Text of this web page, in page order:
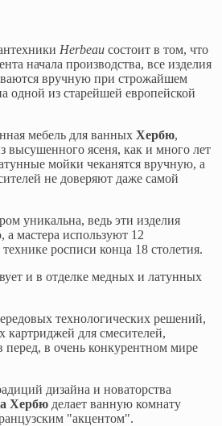
Herbeau состоит в том, что
начала производства, все изделия
вручную при строжайшем
одной из старейшей европейской
мебель для ванных Хербю,
высушенного ясеня, как и много лет
мойки чеканятся вручную, а
не доверяют даже самой
уникальна, ведь эти изделия
а мастера используют 12
росписи конца 18 столетия.
и в отделке медных и латунных
технологических решений,
картриджей для смесителей,
в очень конкурентном мире
дизайна и новаторства
Хербю делает ванную комнату
"акцентом".